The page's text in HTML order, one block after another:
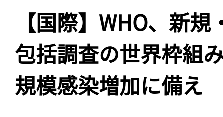
【国際】WHO、新
包括調査の世界枠組
規模感染増加に備え